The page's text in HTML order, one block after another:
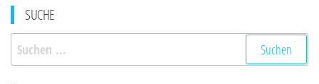
SUCHE
Suchen
nach: